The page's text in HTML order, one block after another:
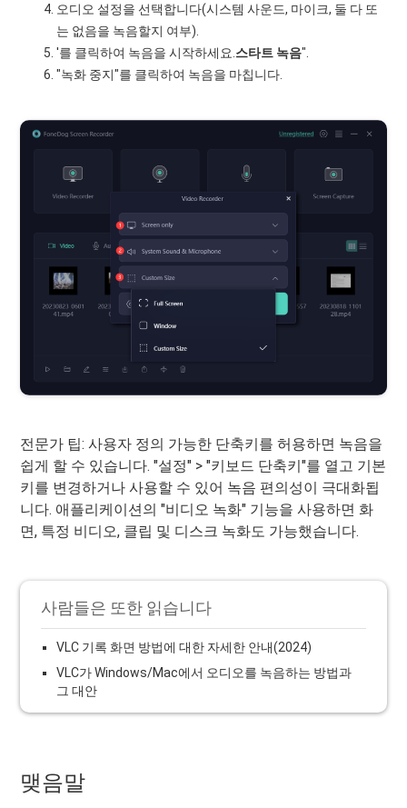
오디오 설정을 선택합니다(시스템 사운드, 마이크, 둘 다 또
는 없음을 녹음할지 여부).
'를 클릭하여 녹음을 시작하세요. 스타트 녹음".
"녹화 중지"를 클릭하여 녹음을 마칩니다.
전문가 팁: 사용자 정의 가능한 단축키를 허용하면 녹음을
쉽게 할 수 있습니다. "설정" > "키보드 단축키"를 열고 기본
키를 변경하거나 사용할 수 있어 녹음 편의성이 극대화됩
니다. 애플리케이션의 "비디오 녹화" 기능을 사용하면 화
면, 특정 비디오, 클립 및 디스크 녹화도 가능했습니다.
사람들은 또한 읽습니다
VLC 기록 화면 방법에 대한 자세한 안내(2024)
VLC가 Windows/Mac에서 오디오를 녹음하는 방법과
그 대안
맺음말